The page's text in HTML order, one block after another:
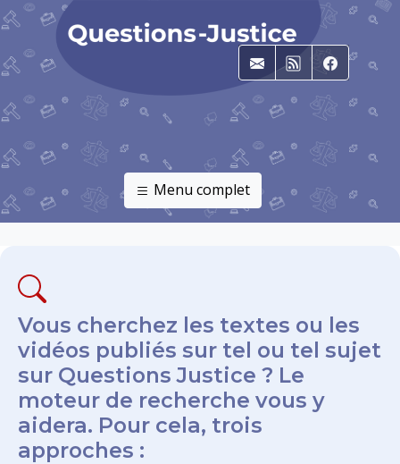
E-mailRSS
Menu complet
Vous cherchez les textes ou les
vidéos publiés sur tel ou tel sujet
sur Questions Justice ? Le
moteur de recherche vous y
aidera. Pour cela, trois
approches :